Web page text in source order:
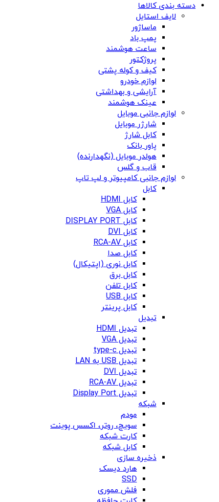
دسته بندی کالاها
لایف استایل
ماساژور
پمپ باد
ساعت هوشمند
پروژکتور
کیف و کوله پشتی
لوازم خودرو
آرایشی و بهداشتی
عینک هوشمند
لوازم جانبی موبایل
شارژر موبایل
کابل شارژ
پاور بانک
هولدر موبایل (نگهدارنده)
قاب و گلس
لوازم جانبی کامپیوتر و لپ تاپ
کابل
کابل HDMI
کابل VGA
کابل DISPLAY PORT
کابل DVI
کابل RCA-AV
کابل صدا
کابل نوری (اپتیکال)
کابل برق
کابل تلفن
کابل USB
کابل پرینتر
تبدیل
تبدیل HDMI
تبدیل VGA
تبدیل type-c
تبدیل USB به LAN
تبدیل DVI
تبدیل RCA-AV
تبدیل Display Port
شبکه
مودم
سویچ، روتر، اکسس پوینت
کارت شبکه
کابل شبکه
ذخیره سازی
هارد دیسک
SSD
فلش مموری